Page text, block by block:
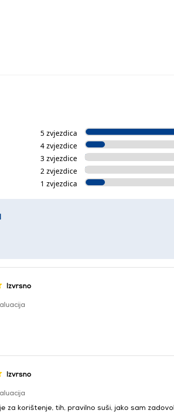
5 zvjezdica
4 zvjezdice
3 zvjezdice
2 zvjezdice
1 zvjezdica
Izvrsno
Izvrsno
za korištenje, tih, pravilno suši, jako sam